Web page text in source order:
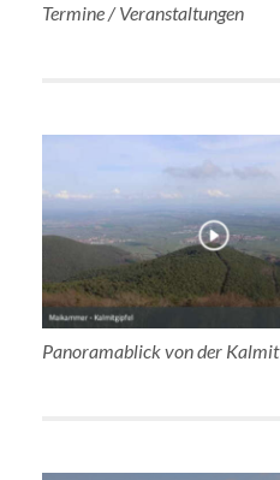
Termine / Veranstaltungen
Panoramablick von der Kalmit